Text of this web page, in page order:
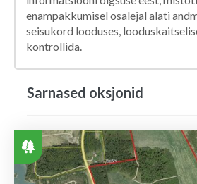
enampakkumisel osalejal alati
seisukord looduses,
kontrollida.
Sarnased oksjonid